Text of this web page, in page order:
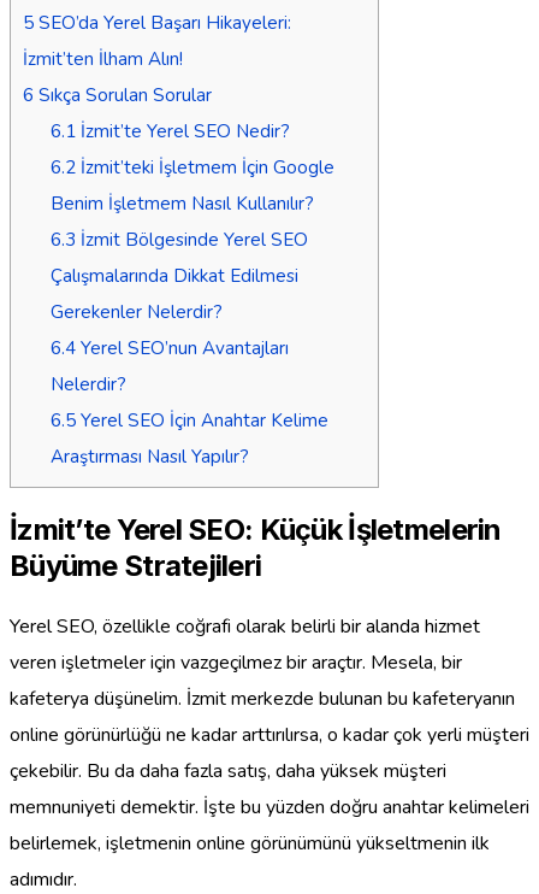
5 SEO’da Yerel Başarı Hikayeleri:
İzmit’ten İlham Alın!
6 Sıkça Sorulan Sorular
6.1İzmit’te Yerel SEO Nedir?
6.2İzmit’teki İşletmem İçin Google
Benim İşletmem Nasıl Kullanılır?
6.3 İzmit Bölgesinde Yerel SEO
Çalışmalarında Dikkat Edilmesi
Gerekenler Nelerdir?
6.4Yerel SEO’nun Avantajları
Nelerdir?
6.5Yerel SEO İçin Anahtar Kelime
Araştırması Nasıl Yapılır?
İzmit’te Yerel SEO: Küçük İşletmelerin
Büyüme Stratejileri
Yerel SEO, özellikle coğrafi olarak belirli bir alanda hizmet
veren işletmeler için vazgeçilmez bir araçtır. Mesela, bir
kafeterya düşünelim. İzmit merkezde bulunan bu kafeteryanın
online görünürlüğü ne kadar arttırılırsa, o kadar çok yerli müşteri
çekebilir. Bu da daha fazla satış, daha yüksek müşteri
memnuniyeti demektir. İşte bu yüzden doğru anahtar kelimeleri
belirlemek, işletmenin online görünümünü yükseltmenin ilk
adımıdır.